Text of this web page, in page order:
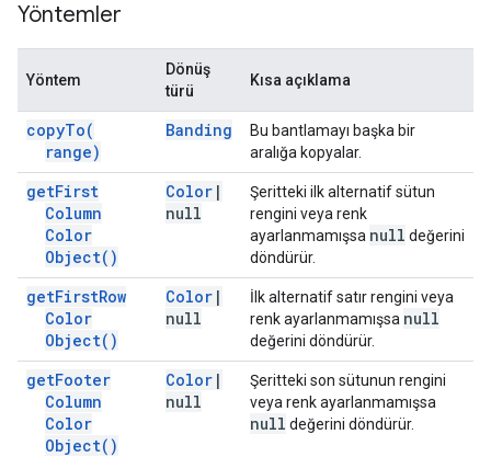
Yöntemler
Yöntem
Dönüş
türü
Kısa açıklama
copyTo(
range)
Banding
Bu bantlamayı başka bir
aralığa kopyalar.
getFirst
Column
Color
Object( )
Color |
null
Şeritteki ilk alternatif sütun
rengini veya renk
ayarlanmamışsa null değerini
döndürür.
getFirstRow
Color
Object( )
Color |
null
İlk alternatif satır rengini veya
renk ayarlanmamışsa null
değerini döndürür.
getFooter
Column
Color
Object( )
Color |
null
Şeritteki son sütunun rengini
veya renk ayarlanmamışsa
null değerini döndürür.